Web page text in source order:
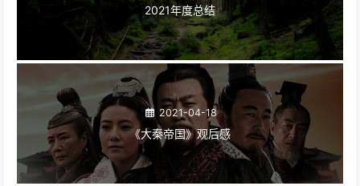
2021年度总结
2021-04-18
《大秦帝国》观后感